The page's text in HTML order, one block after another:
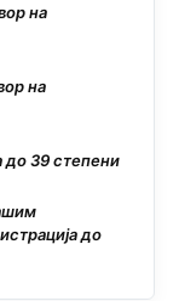
на
на
до 39 степени
до